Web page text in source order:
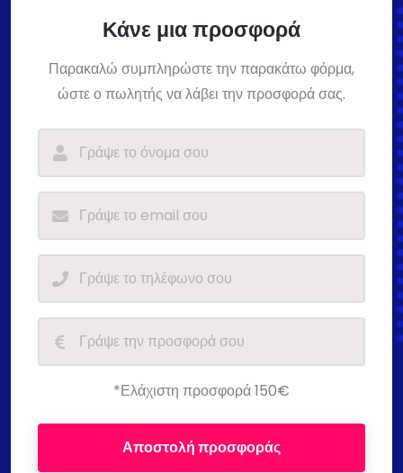
Κάνε μια προσφορά
Παρακαλώ συμπληρώστε την παρακάτω φόρμα,
ώστε ο πωλητής να λάβει την προσφορά σας.
*Ελάχιστη προσφορά 150€
Αποστολή προσφοράς